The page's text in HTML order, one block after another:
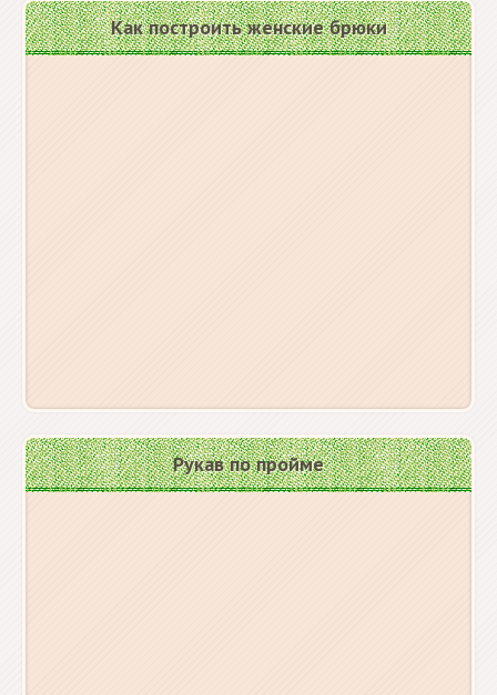
Как построить женские брюки
Рукав по пройме